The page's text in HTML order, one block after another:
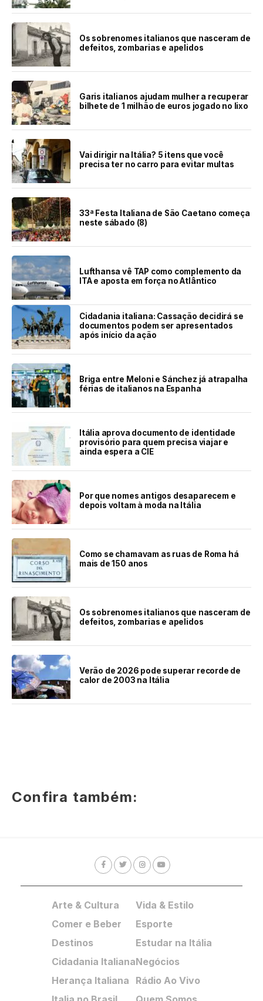
Os sobrenomes italianos que nasceram de
defeitos, zombarias e apelidos
Garis italianos ajudam mulher a recuperar
bilhete de 1 milhão de euros jogado no lixo
Vai dirigir na Itália? 5 itens que você
precisa ter no carro para evitar multas
33ª Festa Italiana de São Caetano começa
neste sábado (8)
Lufthansa vê TAP como complemento da
ITA e aposta em força no Atlântico
Cidadania italiana: Cassação decidirá se
documentos podem ser apresentados
após início da ação
Briga entre Meloni e Sánchez já atrapalha
férias de italianos na Espanha
Itália aprova documento de identidade
provisório para quem precisa viajar e
ainda espera a CIE
Por que nomes antigos desaparecem e
depois voltam à moda na Itália
Como se chamavam as ruas de Roma há
mais de 150 anos
Os sobrenomes italianos que nasceram de
defeitos, zombarias e apelidos
Verão de 2026 pode superar recorde de
calor de 2003 na Itália
Confira também:
Arte & Cultura
Comer e Beber
Destinos
Cidadania Italiana
Herança Italiana
Vida & Estilo
Esporte
Estudar na Itália
Negócios
Rádio Ao Vivo